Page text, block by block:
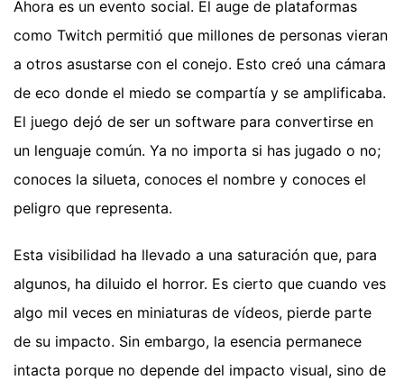
Ahora es un evento social. El auge de plataformas
como Twitch permitió que millones de personas vieran
a otros asustarse con el conejo. Esto creó una cámara
de eco donde el miedo se compartía y se amplificaba.
El juego dejó de ser un software para convertirse en
un lenguaje común. Ya no importa si has jugado o no;
conoces la silueta, conoces el nombre y conoces el
peligro que representa.
Esta visibilidad ha llevado a una saturación que, para
algunos, ha diluido el horror. Es cierto que cuando ves
algo mil veces en miniaturas de vídeos, pierde parte
de su impacto. Sin embargo, la esencia permanece
intacta porque no depende del impacto visual, sino de